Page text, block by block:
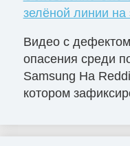
зелёной линии на
Видео с
опасения среди
Samsung На
котором